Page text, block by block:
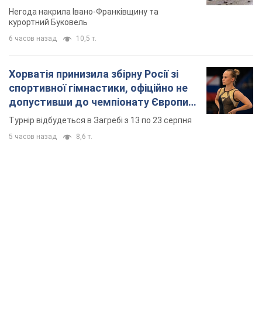
Відео
Негода накрила Івано-Франківщину та
курортний Буковель
6 часов назад 10,5 т.
Хорватія принизила збірну Росії зі
спортивної гімнастики, офіційно не
допустивши до чемпіонату Європи
основних спортсменів
Турнір відбудеться в Загребі з 13 по 23 серпня
5 часов назад 8,6 т.